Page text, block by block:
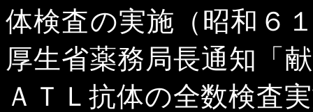
体検査の実施（昭和６
厚生省薬務局長通知「
ＡＴＬ抗体の全数検査